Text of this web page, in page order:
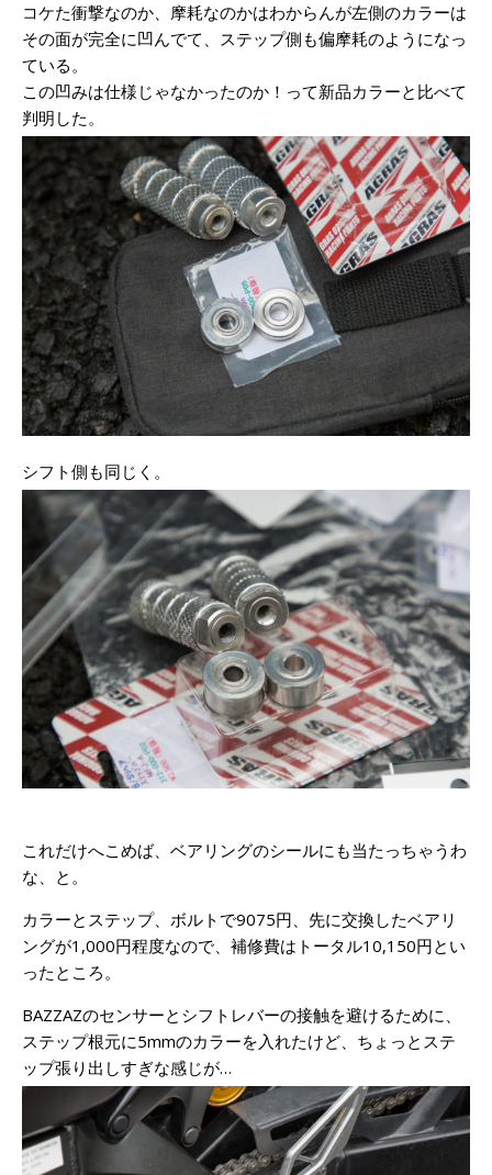
コケた衝撃なのか、摩耗なのかはわからんが左側のカラーは
その面が完全に凹んでて、ステップ側も偏摩耗のようになっ
ている。
この凹みは仕様じゃなかったのか！って新品カラーと比べて
判明した。
シフト側も同じく。
これだけへこめば、ベアリングのシールにも当たっちゃうわ
な、と。
カラーとステップ、ボルトで9075円、先に交換したベアリ
ングが1,000円程度なので、補修費はトータル10,150円とい
ったところ。
BAZZAZのセンサーとシフトレバーの接触を避けるために、
ステップ根元に5mmのカラーを入れたけど、ちょっとステ
ップ張り出しすぎな感じが…